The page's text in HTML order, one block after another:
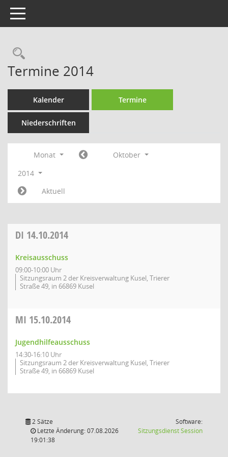
Toggle navigation
Rechercheauswahl
Termine 2014
Kalender Termine
Niederschriften
Monat
Oktober
2014
Aktuell
DI 14.10.2014
Kreisausschuss
09:00-10:00 Uhr
Sitzungsraum 2 der Kreisverwaltung Kusel, Trierer
Straße 49, in 66869 Kusel
MI 15.10.2014
Jugendhilfeausschuss
14:30-16:10 Uhr
Sitzungsraum 2 der Kreisverwaltung Kusel, Trierer
Straße 49, in 66869 Kusel
2 Sätze
Letzte Änderung: 07.08.2026
19:01:38
Software:
SitzungsdienstSession(Wird in